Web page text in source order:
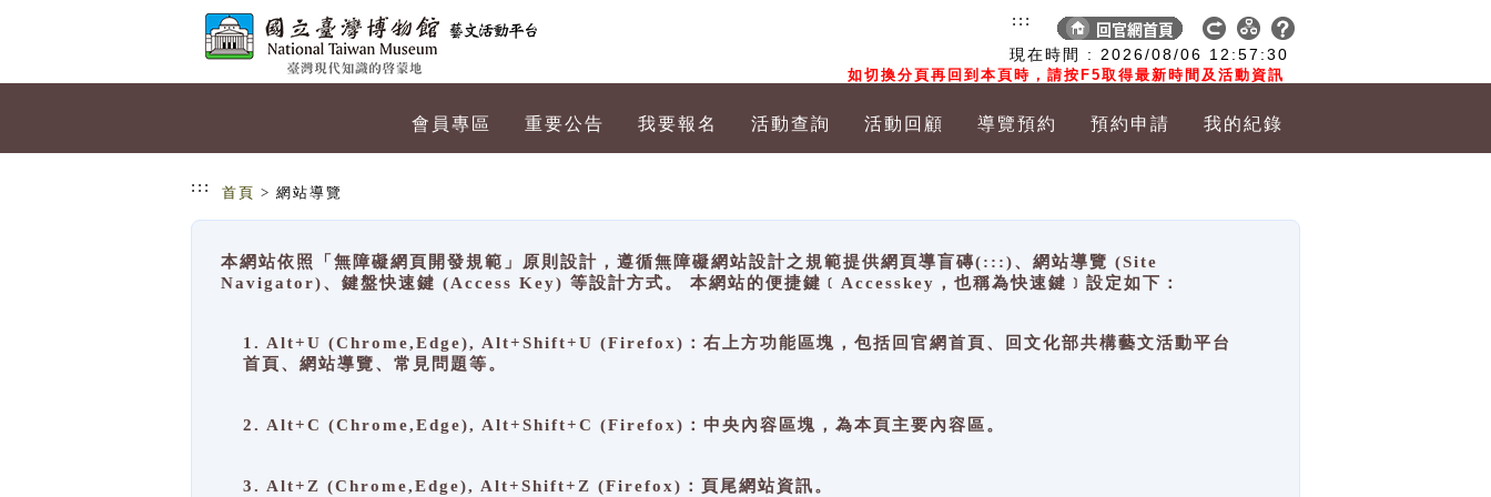
現在時間 : 2026/08/06 12:57:31
如切換分頁再回到本頁時，請按F5取得最新時間及活動資訊
:::
會員專區 重要公告 我要報名 活動查詢 活動回顧 導覽預約 預約申請 我的紀錄
::: 首頁 > 網站導覽
本網站依照「無障礙網頁開發規範」原則設計，遵循無障礙網站設計之規範提供網頁導盲磚(:::)、網站導覽 (Site
Navigator)、鍵盤快速鍵 (Access Key) 等設計方式。 本網站的便捷鍵﹝Accesskey，也稱為快速鍵﹞設定如下：
1. Alt+U (Chrome,Edge), Alt+Shift+U (Firefox)：右上方功能區塊，包括回官網首頁、回文化部共構藝文活動平台
首頁、網站導覽、常見問題等。
2. Alt+C (Chrome,Edge), Alt+Shift+C (Firefox)：中央內容區塊，為本頁主要內容區。
3. Alt+Z (Chrome,Edge), Alt+Shift+Z (Firefox)：頁尾網站資訊。